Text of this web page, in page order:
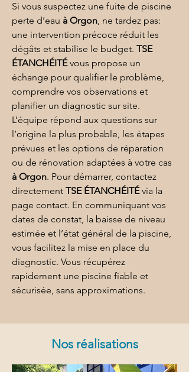
Si vous suspectez une fuite de piscine
perte d’eau à Orgon, ne tardez pas:
une intervention précoce réduit les
dégâts et stabilise le budget. TSE
ÉTANCHÉITÉ vous propose un
échange pour qualifier le problème,
comprendre vos observations et
planifier un diagnostic sur site.
L’équipe répond aux questions sur
l’origine la plus probable, les étapes
prévues et les options de réparation
ou de rénovation adaptées à votre cas
à Orgon. Pour démarrer, contactez
directement TSE ÉTANCHÉITÉ via la
page contact. En communiquant vos
dates de constat, la baisse de niveau
estimée et l’état général de la piscine,
vous facilitez la mise en place du
diagnostic. Vous récupérez
rapidement une piscine fiable et
sécurisée, sans approximations.
Nos réalisations